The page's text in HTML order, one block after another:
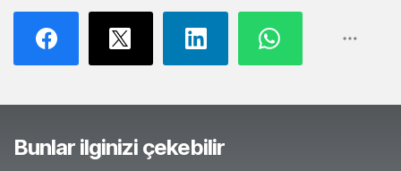
Bunlar ilginizi çekebilir